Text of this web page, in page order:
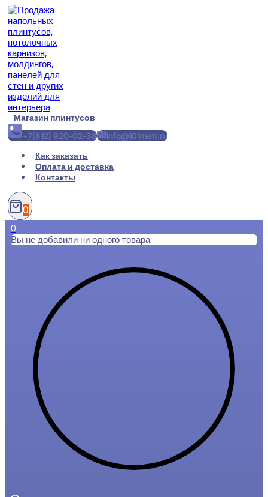
Перейти
содержимому
Магазин плинтусов
+7(812) 920-02-38
info@101metr.ru
Как заказать
Оплата и доставка
Контакты
0
0
Вы не добавили ни одного товара